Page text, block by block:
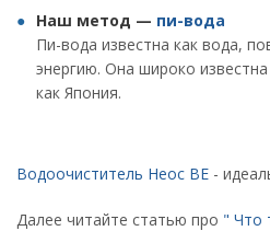
Наш метод — пи-вода
Пи-вода известна как вода,
энергию. Она широко
как Япония.
Водоочиститель Неос ВЕ -
Далее читайте статью про " Что